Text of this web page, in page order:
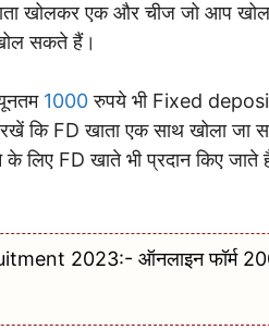
खोलकर एक और चीज जो आप
सकते हैं।
1000रुपये भी Fixed
कि FD खाता एक साथ खोला
लिए FD खाते भी प्रदान किए
2023:- ऑनलाइन फॉर्म